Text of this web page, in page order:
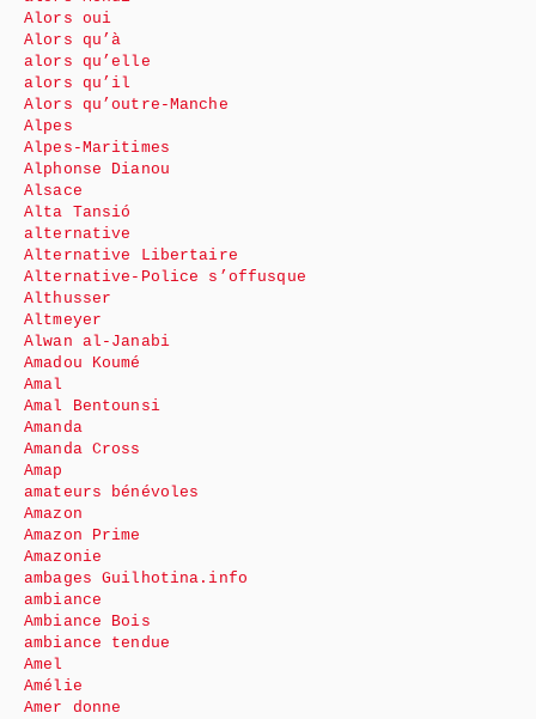
Alors oui
Alors qu’à
alors qu’elle
alors qu’il
Alors qu’outre-Manche
Alpes
Alpes-Maritimes
Alphonse Dianou
Alsace
Alta Tansió
alternative
Alternative Libertaire
Alternative-Police s’offusque
Althusser
Altmeyer
Alwan al-Janabi
Amadou Koumé
Amal
Amal Bentounsi
Amanda
Amanda Cross
Amap
amateurs bénévoles
Amazon
Amazon Prime
Amazonie
ambages Guilhotina.info
ambiance
Ambiance Bois
ambiance tendue
Amel
Amélie
Amer donne